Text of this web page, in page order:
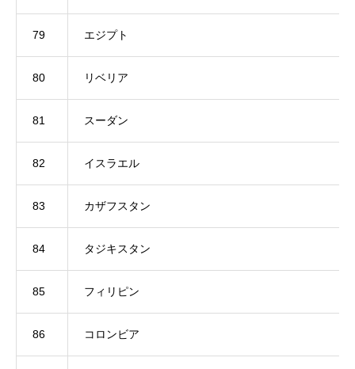
79 エジプト
80 リベリア
81 スーダン
82 イスラエル
83 カザフスタン
84 タジキスタン
85 フィリピン
86 コロンビア